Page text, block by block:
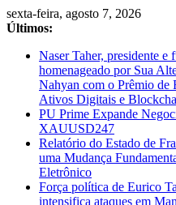
Pular
para
conteúdo
sexta-feira, agosto 7, 2026
Últimos:
Naser Taher, presidente
homenageado por Sua
Nahyan com o Prêmio de
Ativos Digitais e
PU Prime Expande
XAUUSD247
Relatório do Estado de
uma Mudança
Eletrônico
Força política de Eurico
intensifica ataques em